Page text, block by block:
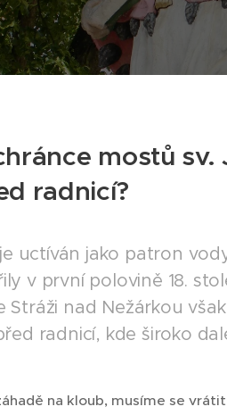
mostů
radnicí?
je uctíván jako patron
v první polovině 18.
Stráži nad Nežárkou
radnicí, kde široko
na kloub, musíme se